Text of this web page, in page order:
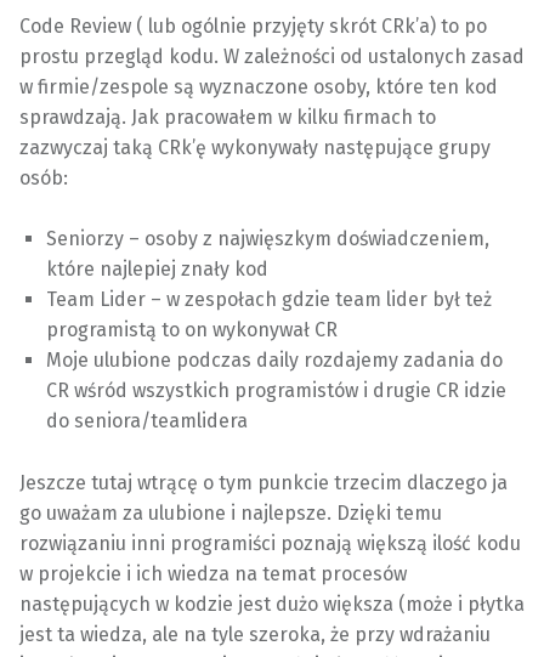
Code Review ( lub ogólnie przyjęty skrót CRk’a) to po
prostu przegląd kodu. W zależności od ustalonych zasad
w firmie/zespole są wyznaczone osoby, które ten kod
sprawdzają. Jak pracowałem w kilku firmach to
zazwyczaj taką CRk’ę wykonywały następujące grupy
osób:
Seniorzy – osoby z najwięszkym doświadczeniem,
które najlepiej znały kod
Team Lider – w zespołach gdzie team lider był też
programistą to on wykonywał CR
Moje ulubione podczas daily rozdajemy zadania do
CR wśród wszystkich programistów i drugie CR idzie
do seniora/teamlidera
Jeszcze tutaj wtrącę o tym punkcie trzecim dlaczego ja
go uważam za ulubione i najlepsze. Dzięki temu
rozwiązaniu inni programiści poznają większą ilość kodu
w projekcie i ich wiedza na temat procesów
następujących w kodzie jest dużo większa (może i płytka
jest ta wiedza, ale na tyle szeroka, że przy wdrażaniu